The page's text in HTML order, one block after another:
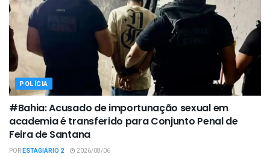
POLÍCIA
#Bahia: Acusado de importunação sexual em
academia é transferido para Conjunto Penal de
Feira de Santana
PORESTAGIÁRIO 2 2026/08/06